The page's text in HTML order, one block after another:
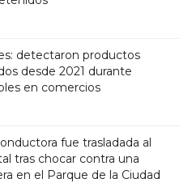
detectaron productos
desde 2021 durante
en comercios
fue trasladada al
tras chocar contra una
en el Parque de la Ciudad